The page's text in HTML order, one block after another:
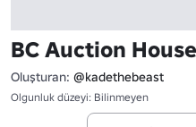
BC Auction
Oluşturan: @kadethebeast
Olgunluk düzeyi: Bilinmeyen